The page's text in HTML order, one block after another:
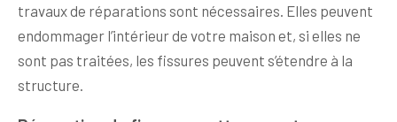
travaux de réparations sont nécessaires. Elles peuvent
endommager l’intérieur de votre maison et, si elles ne
sont pas traitées, les fissures peuvent s’étendre à la
structure.